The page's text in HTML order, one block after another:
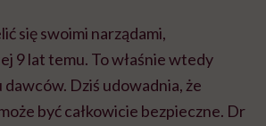
się swoimi narządami,
9 lat temu. To właśnie wtedy
Dziś udowadnia, że
być całkowicie bezpieczne. Dr